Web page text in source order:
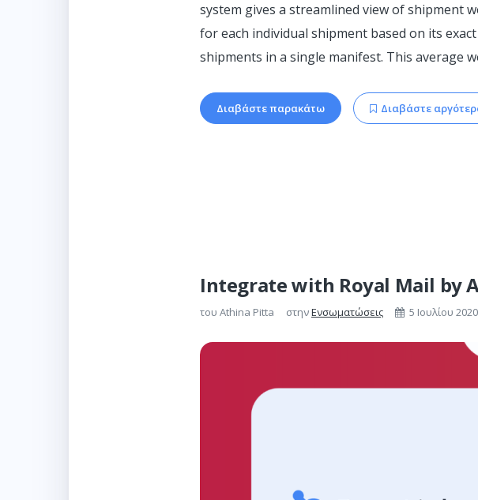
system gives a streamlined view of shipment
for each individual shipment based on its
shipments in a single manifest. This average
Διαβάστε παρακάτω Διαβάστε
Integrate with Royal Mail by
του Athina Pitta στηνΕνσωματώσεις 5 Ιουλίου 2020